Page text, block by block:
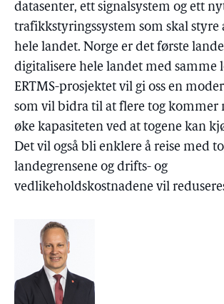
datasenter, ett signalsystem og ett
trafikkstyringssystem som skal
hele landet. Norge er det første
digitalisere hele landet med samme
ERTMS-prosjektet vil gi oss en
som vil bidra til at flere tog kommer
øke kapasiteten ved at togene kan
Det vil også bli enklere å reise med
landegrensene og drifts- og
vedlikeholdskostnadene vil